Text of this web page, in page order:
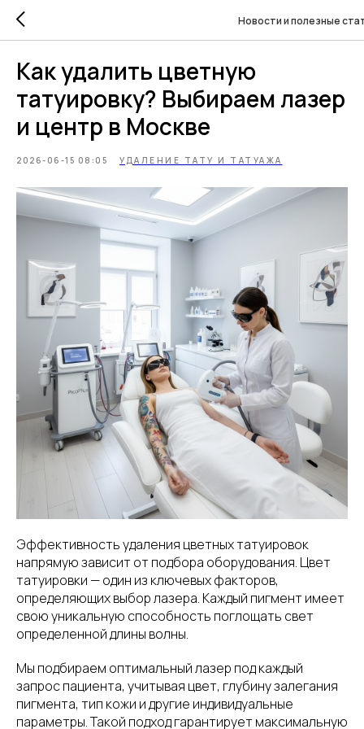
Новости и полезные
Как удалить цветную
татуировку? Выбираем лазер
и центр в Москве
2026-06-15 08:05 УДАЛЕНИЕ ТАТУ И ТАТУАЖА
Эффективность удаления цветных татуировок
напрямую зависит от подбора оборудования. Цвет
татуировки — один из ключевых факторов,
определяющих выбор лазера. Каждый пигмент имеет
свою уникальную способность поглощать свет
определенной длины волны.
Мы подбираем оптимальный лазер под каждый
запрос пациента, учитывая цвет, глубину залегания
пигмента, тип кожи и другие индивидуальные
параметры. Такой подход гарантирует максимальную